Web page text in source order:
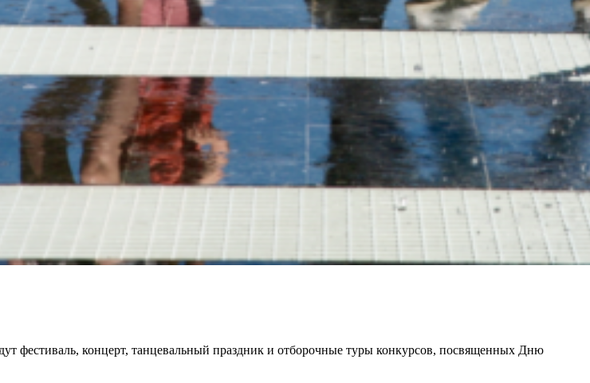
фестиваль, концерт, танцевальный праздник и отборочные туры конкурсов, посвященных Дню